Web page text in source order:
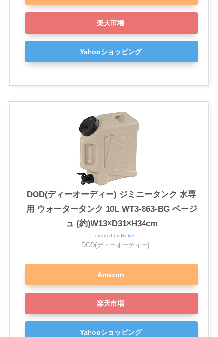
楽天市場
Yahooショッピング
DOD(ディーオーディー) ジミニータンク 水専
用 ウォータータンク 10L WT3-863-BG ベージ
ュ (約)W13×D31×H34cm
created by Rinker
DOD(ディーオーディー)
Amazon
楽天市場
Yahooショッピング